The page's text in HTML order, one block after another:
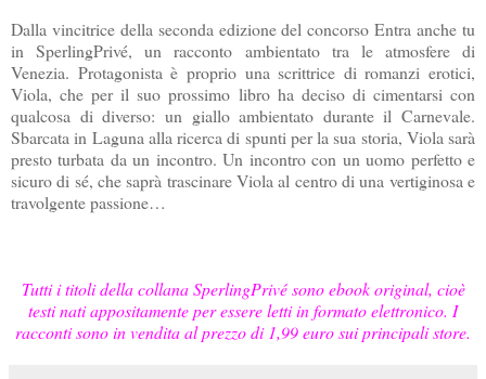
Dalla vincitrice della seconda edizione del concorso Entra anche tu
in SperlingPrivé, un racconto ambientato tra le atmosfere di
Venezia. Protagonista è proprio una scrittrice di romanzi erotici,
Viola, che per il suo prossimo libro ha deciso di cimentarsi con
qualcosa di diverso: un giallo ambientato durante il Carnevale.
Sbarcata in Laguna alla ricerca di spunti per la sua storia, Viola sarà
presto turbata da un incontro. Un incontro con un uomo perfetto e
sicuro di sé, che saprà trascinare Viola al centro di una vertiginosa e
travolgente passione…
Tutti i titoli della collana SperlingPrivé sono ebook original, cioè
testi nati appositamente per essere letti in formato elettronico. I
racconti sono in vendita al prezzo di 1,99 euro sui principali store.